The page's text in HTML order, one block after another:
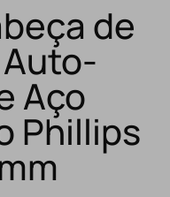
de
Aço
Phillips